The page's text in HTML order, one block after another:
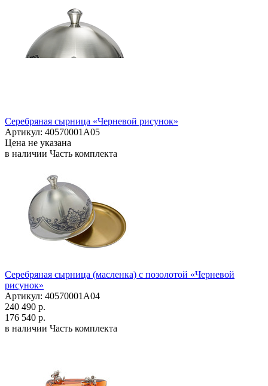
Серебряная сырница «Черневой рисунок»
Артикул: 40570001А05
Цена не указана
в наличии Часть комплекта
Серебряная сырница (масленка) с позолотой «Черневой
рисунок»
Артикул: 40570001А04
240 490 р.
176 540 р.
в наличии Часть комплекта